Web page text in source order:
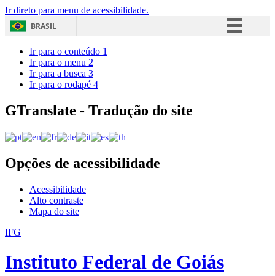
Ir direto para menu de acessibilidade.
BRASIL
Acesso à informação
Ir para o conteúdo 1
Ir para o menu 2
Ir para a busca 3
Ir para o rodapé 4
GTranslate - Tradução do site
Opções de acessibilidade
Acessibilidade
Alto contraste
Mapa do site
IFG
Instituto Federal de Goiás